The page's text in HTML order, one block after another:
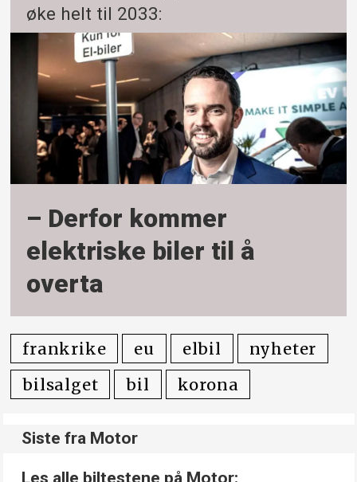
øke helt til 2033:
– Derfor kommer
elektriske biler til å
overta
frankrike eu elbil
nyheter
bilsalget
bil korona
Siste fra Motor
Les alle biltestene på Motor: